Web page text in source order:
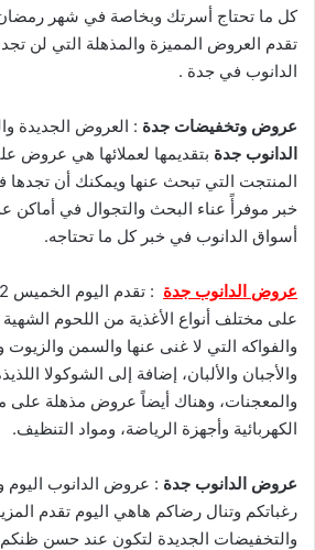
كل ما تحتاج أسرتك وبخاصة في شهر رمضان
تقدم العروض المميزة والمذهلة التي لن
الدانوب في جدة .
عروض وتخفيضات جدة : العروض الجديدة
الدانوب جدة بتقديمها لعملائها هي عروض
المنتجت التي تبحث عنها ويمكنك أن
خبر موفرأً عناء البحث والتجوال في أماكن
أسواق الدانوب في خبر كل ما تحتاجه.
عروض الدانوب جدة
على مختلف أنواع الأغذية من اللحوم
والفواكه التي لا غنى عنها والسمن والزيوت
والأجبان والألبان، إضافة إلى الشوكولا
والمعجنات، وهناك أيضاً عروض مذهلة على
الكهربائية وأجهزة الرياضة، ومواد التنظيف.
عروض الدانوب جدة : عروض الدانوب اليوم
رغباتكم وتنال رضاكم هاهي اليوم تقدم
والتخفيضات الجديدة لتكون عند حسن ظنكم،